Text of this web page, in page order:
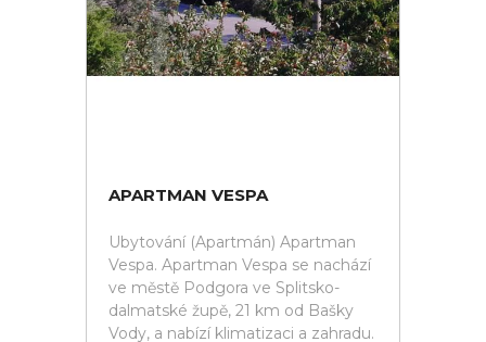
APARTMAN VESPA
Ubytování (Apartmán) Apartman
Vespa. Apartman Vespa se nachází
ve městě Podgora ve Splitsko-
dalmatské župě, 21 km od Bašky
Vody, a nabízí klimatizaci a zahradu.